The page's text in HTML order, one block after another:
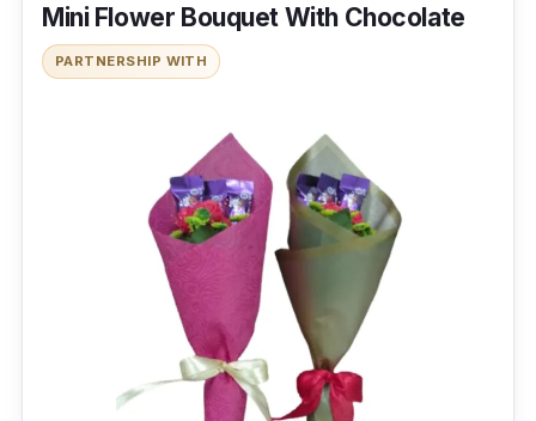
Mini Flower Bouquet With Chocolate
PARTNERSHIP WITH